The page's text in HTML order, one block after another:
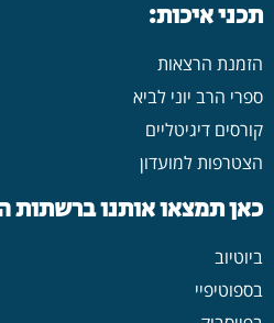
תכני איכות:
הזמנת הרצאות
ספרי הרב יוני לביא
קורסים דיגיטליים
הצטרפות למועדון
כאן תמצאו אותנו ברשתות
ביוטיוב
בספוטיפיי